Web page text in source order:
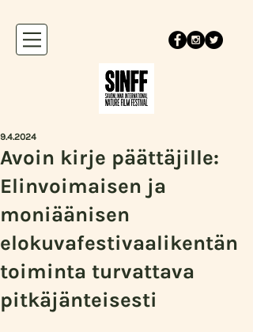
Avoin kirje päättäjille:
Elinvoimaisen ja
moniäänisen
elokuvafestivaalikentän
toiminta turvattava
pitkäjänteisesti
9.4.2024